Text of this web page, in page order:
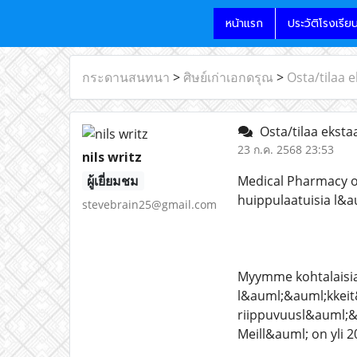
หน้าแรก ประวัติโรงเรีย
กระดานสนทนา > ศิษย์เก่าเอกดรุณ > Osta/tilaa
nils writz
ผู้เยี่ยมชม
stevebrain25@gmail.com
Osta/tilaa
23 ก.ค. 2568 23:53
Medical Pharmacy
huippulaatuisia
Myymme
Meill&auml; on yli